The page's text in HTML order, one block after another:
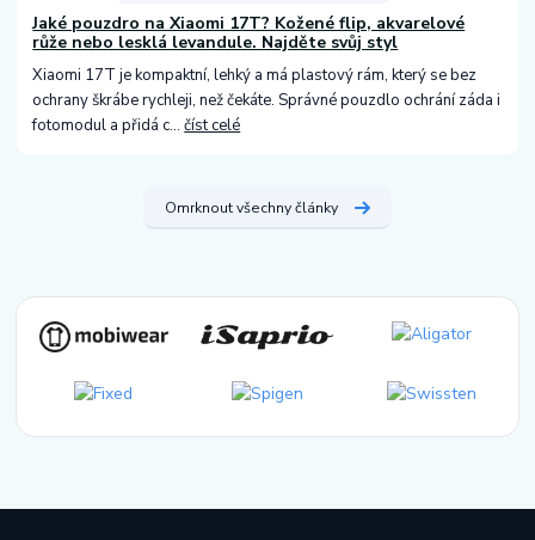
Jaké pouzdro na Xiaomi 17T? Kožené flip, akvarelové
růže nebo lesklá levandule. Najděte svůj styl
Xiaomi 17T je kompaktní, lehký a má plastový rám, který se bez
ochrany škrábe rychleji, než čekáte. Správné pouzdlo ochrání záda i
fotomodul a přidá c...číst celé
Omrknout všechny články